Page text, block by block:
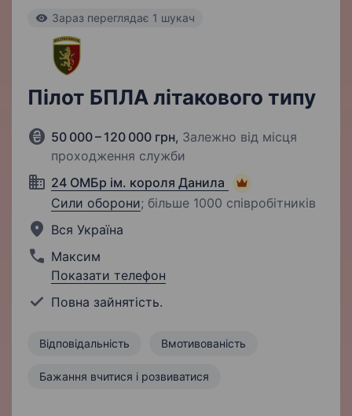
Зараз переглядає 1 шукач
Пілот БПЛА літакового типу
50 000 – 120 000 грн, Залежно від місця
проходження служби
24 ОМБр ім. короля Данила
Сили оборони; більше 1000 співробітників
Вся Україна
Максим
Показати телефон
Повна зайнятість.
Відповідальність Вмотивованість
Бажання вчитися і розвиватися